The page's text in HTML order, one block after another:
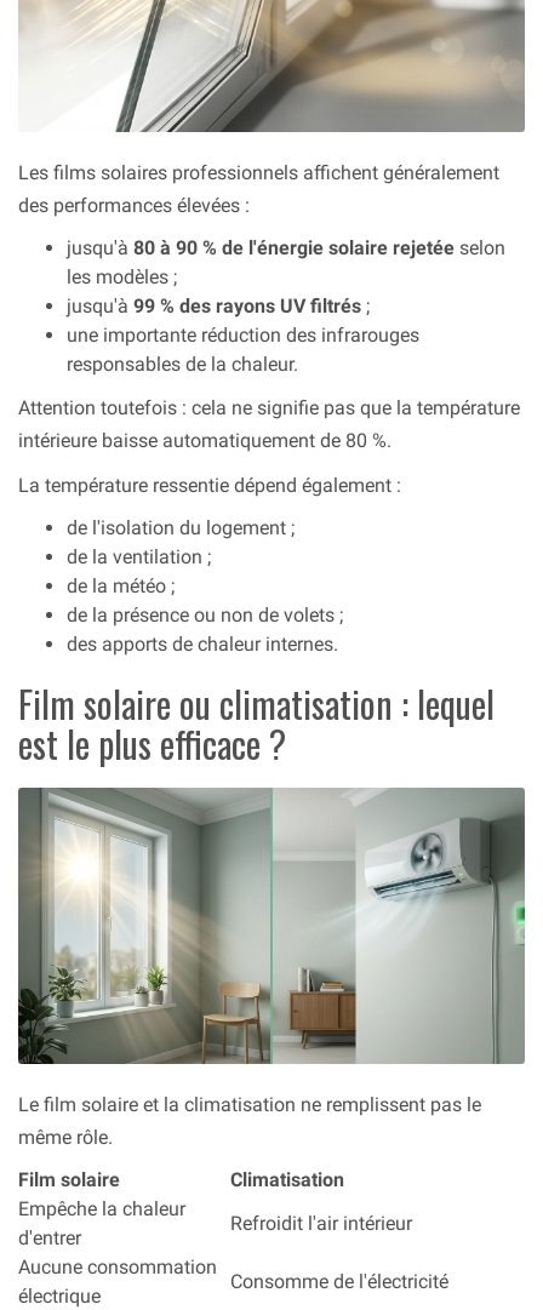
Les films solaires professionnels affichent généralement
des performances élevées :
jusqu'à 80 à 90 % de l'énergie solaire rejetée selon
les modèles ;
jusqu'à 99 % des rayons UV filtrés ;
une importante réduction des infrarouges
responsables de la chaleur.
Attention toutefois : cela ne signifie pas que la température
intérieure baisse automatiquement de 80 %.
La température ressentie dépend également :
de l'isolation du logement ;
de la ventilation ;
de la météo ;
de la présence ou non de volets ;
des apports de chaleur internes.
Film solaire ou climatisation : lequel
est le plus efficace ?
Le film solaire et la climatisation ne remplissent pas le
même rôle.
Film solaire
Climatisation
Empêche la chaleur
d'entrer
Refroidit l'air intérieur
Aucune consommation
électrique
Consomme de l'électricité